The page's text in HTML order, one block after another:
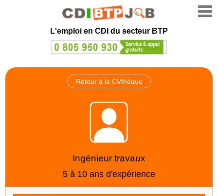
L'emploi en CDI du secteur BTP
Retour à la CVthèque
Ingénieur travaux
5 à 10 ans d'expérience